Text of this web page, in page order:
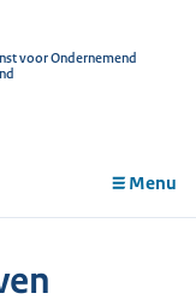
voor Ondernemend
Menu